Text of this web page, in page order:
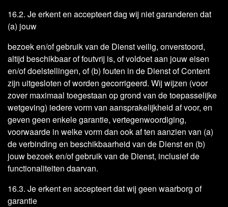
16.2. Je erkent en accepteert dag wij niet garanderen dat
(a) jouw
bezoek en/of gebruik van de Dienst veilig, onverstoord,
altijd beschikbaar of foutvrij is, of voldoet aan jouw eisen
en/of doelstellingen, of (b) fouten in de Dienst of Content
zijn uitgesloten of worden gecorrigeerd. Wij wijzen (voor
zover maximaal toegestaan op grond van de toepasselijke
wetgeving) iedere vorm van aansprakelijkheid af voor, en
geven geen enkele garantie, vertegenwoordiging,
voorwaarde in welke vorm dan ook af ten aanzien van (a)
de verbinding en beschikbaarheid van de Dienst en (b)
jouw bezoek en/of gebruik van de Dienst, inclusief de
functionaliteiten daarvan.
16.3. Je erkent en accepteert dat wij geen waarborg of
garantie